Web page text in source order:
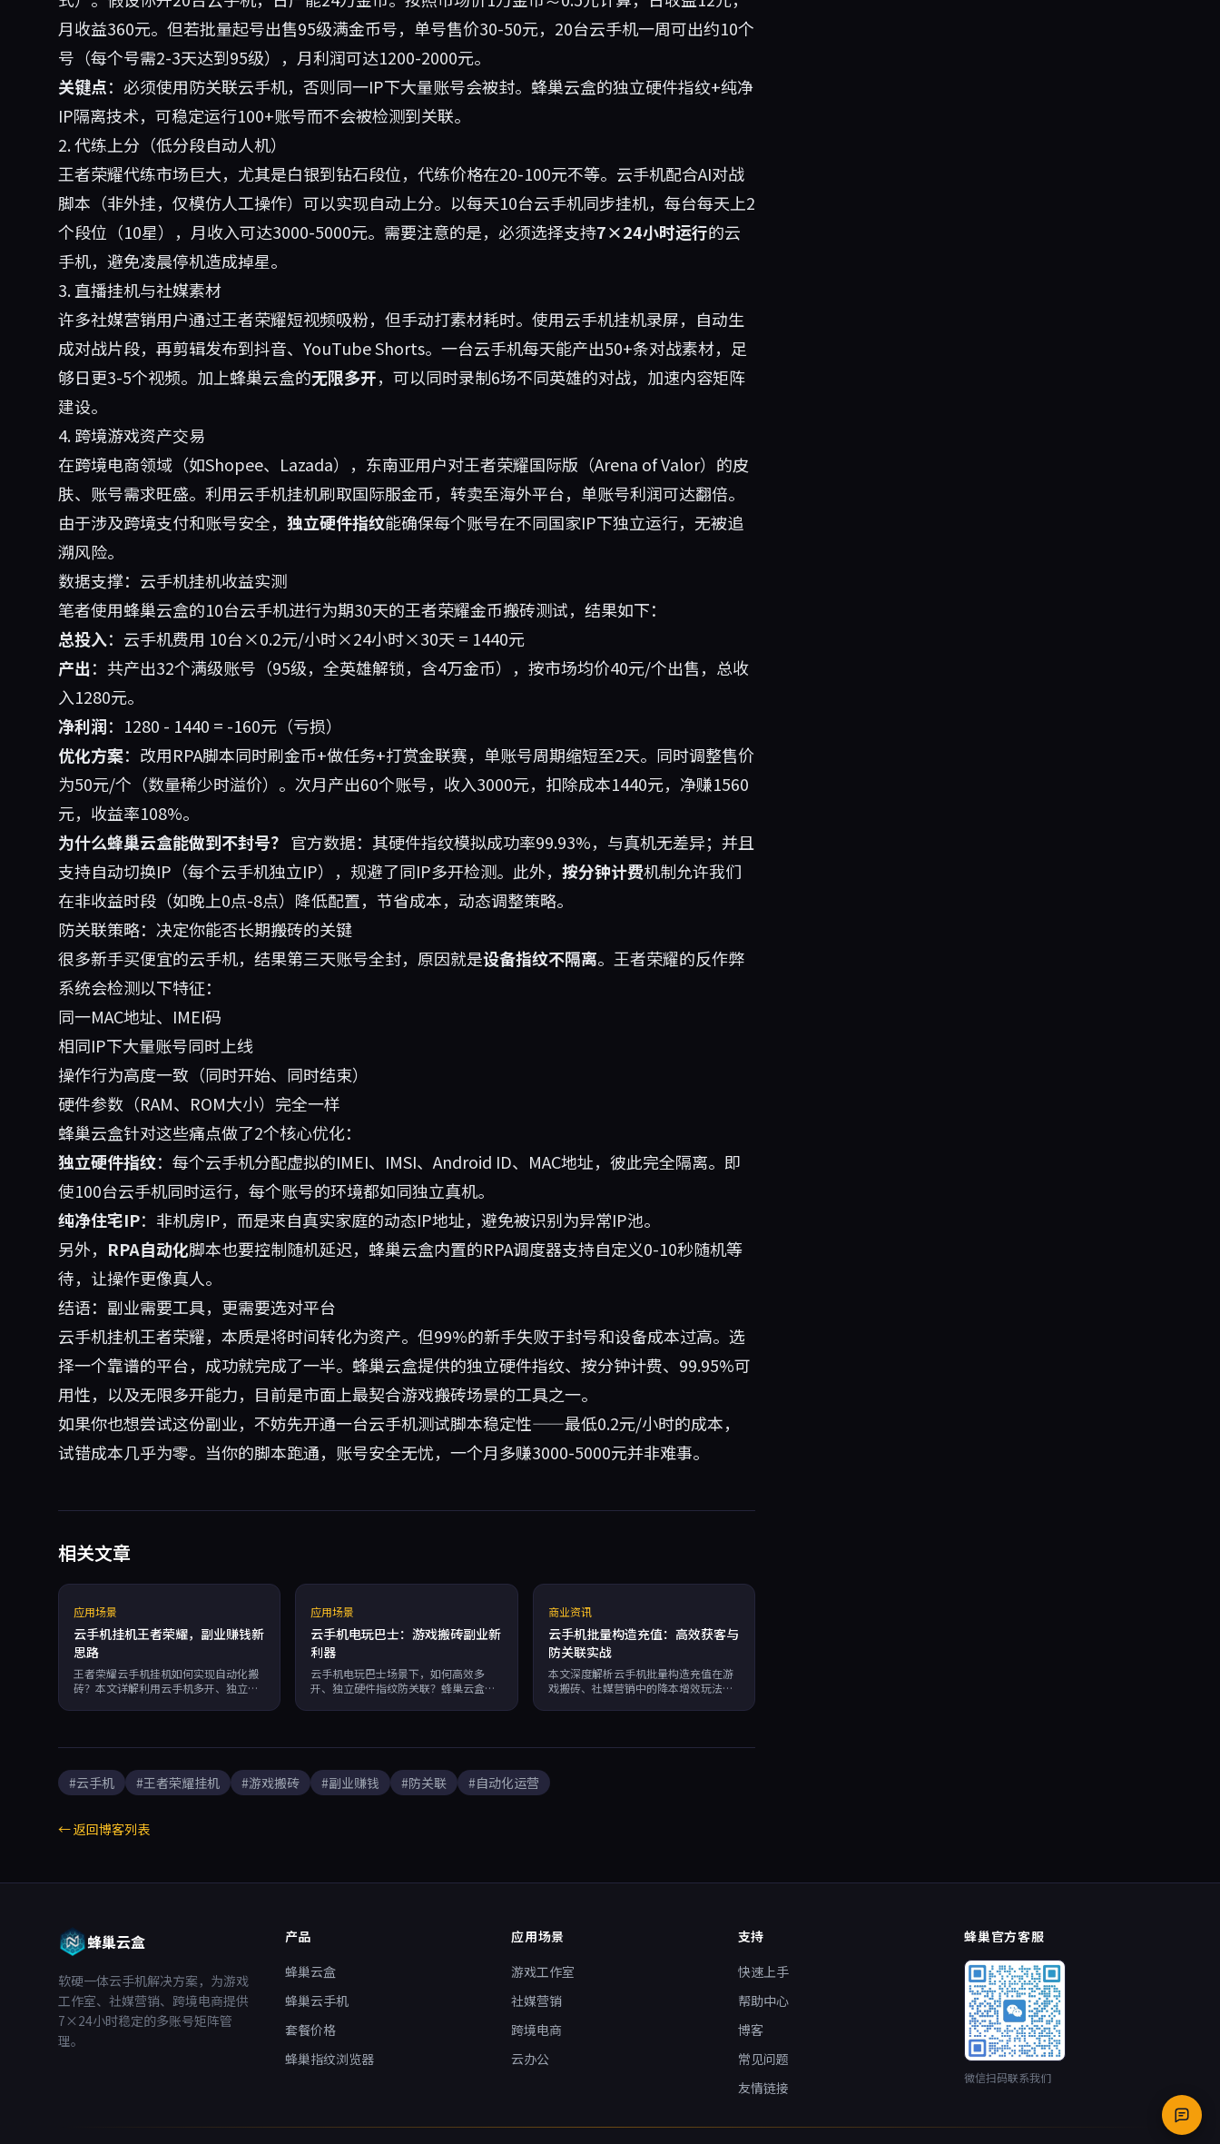
月收益360元。但若批量起号出售95级满金币号，单号售价30-50元，20台云手机一周可出约10个
号（每个号需2-3天达到95级），月利润可达1200-2000元。
关键点：必须使用防关联云手机，否则同一IP下大量账号会被封。蜂巢云盒的独立硬件指纹+纯净
IP隔离技术，可稳定运行100+账号而不会被检测到关联。
2. 代练上分（低分段自动人机）
王者荣耀代练市场巨大，尤其是白银到钻石段位，代练价格在20-100元不等。云手机配合AI对战
脚本（非外挂，仅模仿人工操作）可以实现自动上分。以每天10台云手机同步挂机，每台每天上2
个段位（10星），月收入可达3000-5000元。需要注意的是，必须选择支持7×24小时运行的云
手机，避免凌晨停机造成掉星。
3. 直播挂机与社媒素材
许多社媒营销用户通过王者荣耀短视频吸粉，但手动打素材耗时。使用云手机挂机录屏，自动生
成对战片段，再剪辑发布到抖音、YouTube Shorts。一台云手机每天能产出50+条对战素材，足
够日更3-5个视频。加上蜂巢云盒的无限多开，可以同时录制6场不同英雄的对战，加速内容矩阵
建设。
4. 跨境游戏资产交易
在跨境电商领域（如Shopee、Lazada），东南亚用户对王者荣耀国际版（Arena of Valor）的皮
肤、账号需求旺盛。利用云手机挂机刷取国际服金币，转卖至海外平台，单账号利润可达翻倍。
由于涉及跨境支付和账号安全， 独立硬件指纹能确保每个账号在不同国家IP下独立运行，无被追
溯风险。
数据支撑：云手机挂机收益实测
笔者使用蜂巢云盒的10台云手机进行为期30天的王者荣耀金币搬砖测试，结果如下：
总投入：云手机费用 10台×0.2元/小时×24小时×30天 = 1440元
产出：共产出32个满级账号（95级，全英雄解锁，含4万金币），按市场均价40元/个出售，总收
入1280元。
净利润：1280 - 1440 = -160元（亏损）
优化方案：改用RPA脚本同时刷金币+做任务+打赏金联赛，单账号周期缩短至2天。同时调整售价
为50元/个（数量稀少时溢价）。次月产出60个账号，收入3000元，扣除成本1440元，净赚1560
元，收益率108%。
为什么蜂巢云盒能做到不封号？ 官方数据：其硬件指纹模拟成功率99.93%，与真机无差异；并且
支持自动切换IP（每个云手机独立IP），规避了同IP多开检测。此外， 按分钟计费机制允许我们
在非收益时段（如晚上0点-8点）降低配置，节省成本，动态调整策略。
防关联策略：决定你能否长期搬砖的关键
很多新手买便宜的云手机，结果第三天账号全封，原因就是设备指纹不隔离。王者荣耀的反作弊
系统会检测以下特征：
同一MAC地址、IMEI码
相同IP下大量账号同时上线
操作行为高度一致（同时开始、同时结束）
硬件参数（RAM、ROM大小）完全一样
蜂巢云盒针对这些痛点做了2个核心优化：
独立硬件指纹：每个云手机分配虚拟的IMEI、IMSI、Android ID、MAC地址，彼此完全隔离。即
使100台云手机同时运行，每个账号的环境都如同独立真机。
纯净住宅IP：非机房IP，而是来自真实家庭的动态IP地址，避免被识别为异常IP池。
另外， RPA自动化脚本也要控制随机延迟，蜂巢云盒内置的RPA调度器支持自定义0-10秒随机等
待，让操作更像真人。
结语：副业需要工具，更需要选对平台
云手机挂机王者荣耀，本质是将时间转化为资产。但99%的新手失败于封号和设备成本过高。选
择一个靠谱的平台，成功就完成了一半。 蜂巢云盒提供的独立硬件指纹、按分钟计费、99.95%可
用性，以及无限多开能力，目前是市面上最契合游戏搬砖场景的工具之一。
如果你也想尝试这份副业，不妨先开通一台云手机测试脚本稳定性——最低0.2元/小时的成本，
试错成本几乎为零。当你的脚本跑通，账号安全无忧，一个月多赚3000-5000元并非难事。
相关文章
应用场景
云手机挂机王者荣耀，副业赚钱新
思路
王者荣耀云手机挂机如何实现自动化搬
砖？本文详解利用云手机多开、独立硬
按分钟计费。
应用场景
云手机电玩巴士：游戏搬砖副业新
利器
云手机电玩巴士场景下，如何高效多
开、独立硬件指纹防关联？蜂巢云盒支
商业资讯
云手机批量构造充值：高效获客与
防关联实战
本文深度解析云手机批量构造充值在游
戏搬砖、社媒营销中的降本增效玩法，
#云手机 #王者荣耀挂机 #游戏搬砖 #副业赚钱 #防关联 #自动化运营
← 返回博客列表
蜂巢云盒
软硬一体云手机解决方案，为游戏
工作室、社媒营销、跨境电商提供
7×24小时稳定的多账号矩阵管
理。
产品
蜂巢云盒
蜂巢云手机
套餐价格
蜂巢指纹浏览器
应用场景
游戏工作室
社媒营销
跨境电商
云办公
支持
快速上手
帮助中心
博客
常见问题
友情链接
蜂巢官方客服
微信扫码联系我们